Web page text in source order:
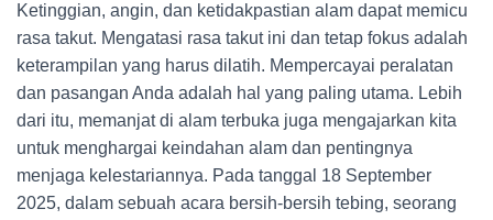
Ketinggian, angin, dan ketidakpastian alam dapat memicu
rasa takut. Mengatasi rasa takut ini dan tetap fokus adalah
keterampilan yang harus dilatih. Mempercayai peralatan
dan pasangan Anda adalah hal yang paling utama. Lebih
dari itu, memanjat di alam terbuka juga mengajarkan kita
untuk menghargai keindahan alam dan pentingnya
menjaga kelestariannya. Pada tanggal 18 September
2025, dalam sebuah acara bersih-bersih tebing, seorang